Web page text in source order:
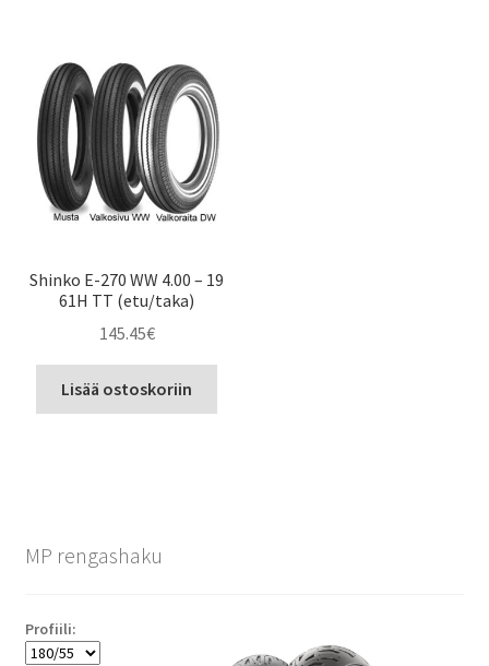
Shinko E-270 WW 4.00 – 19
61H TT (etu/taka)
145.45€
Lisää ostoskoriin
MP rengashaku
Profiili: